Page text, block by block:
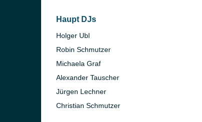
Haupt DJs
Holger Ubl
Robin Schmutzer
Michaela Graf
Alexander Tauscher
Jürgen Lechner
Christian Schmutzer